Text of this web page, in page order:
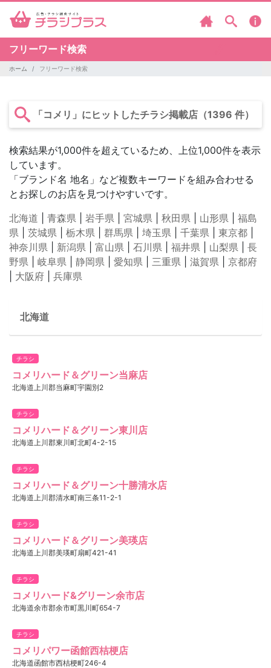
フリーワード検索
ホーム フリーワード検索
「コメリ」にヒットしたチラシ掲載店（1396 件）
検索結果が1,000件を超えているため、上位1,000件を表示
しています。
「ブランド名 地名」など複数キーワードを組み合わせる
とお探しのお店を見つけやすいです。
北海道
青森県 岩手県 宮城県 秋田県 山形県
福島
県
茨城県 栃木県 群馬県 埼玉県 千葉県 東京都
神奈川県
新潟県 富山県 石川県 福井県 山梨県
長
野県
岐阜県 静岡県 愛知県 三重県 滋賀県
京都府
大阪府 兵庫県
北海道
チラシ
コメリハード＆グリーン当麻店
北海道上川郡当麻町宇園別2
チラシ
コメリハード＆グリーン東川店
北海道上川郡東川町北町4-2-15
チラシ
コメリハード＆グリーン十勝清水店
北海道上川郡清水町南三条11-2-1
チラシ
コメリハード＆グリーン美瑛店
北海道上川郡美瑛町扇町421-41
チラシ
コメリハード&グリーン余市店
北海道余市郡余市町黒川町654-7
チラシ
コメリパワー函館西桔梗店
北海道函館市西桔梗町246-4